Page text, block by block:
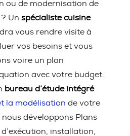
ou de modernisation de
Un spécialiste cuisine
vous rendre visite à
vos besoins et vous
voire un plan
avec votre budget.
bureau d’étude intégré
la modélisation de votre
développons Plans
d’exécution, installation,